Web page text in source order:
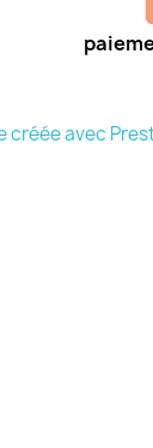
créée avec